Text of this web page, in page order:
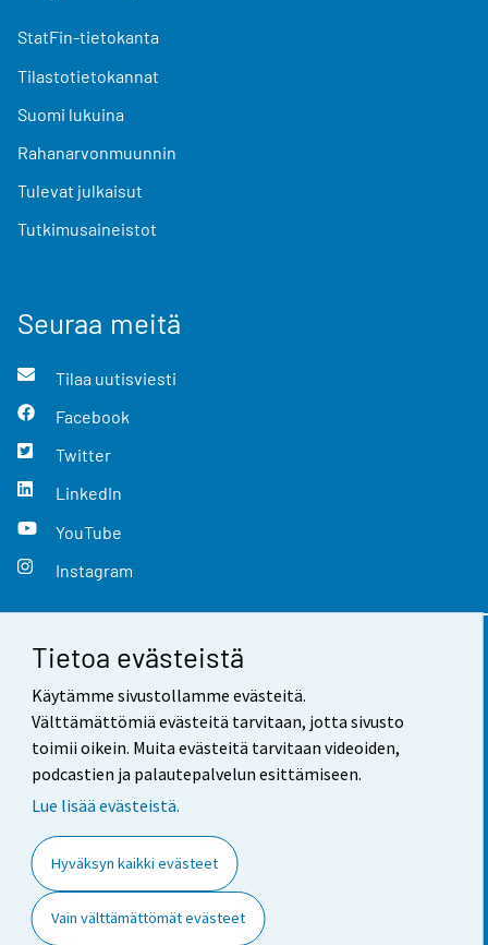
Tietoa evästeistä
Käytämme sivustollamme evästeitä.
Välttämättömiä evästeitä tarvitaan, jotta sivusto
toimii oikein. Muita evästeitä tarvitaan videoiden,
podcastien ja palautepalvelun esittämiseen.
Lue lisää evästeistä.
Hyväksyn kaikki evästeet
Vain välttämättömät evästeet
StatFin-tietokanta
Tilastotietokannat
Suomi lukuina
Rahanarvonmuunnin
Tulevat julkaisut
Tutkimusaineistot
Seuraa meitä
Tilaa uutisviesti
Facebook
Twitter
LinkedIn
YouTube
Instagram
Yhteystiedot
Palaute
Käyttöehdot
Saavutettavuus
Tietoa sivustosta
Evästeasetukset